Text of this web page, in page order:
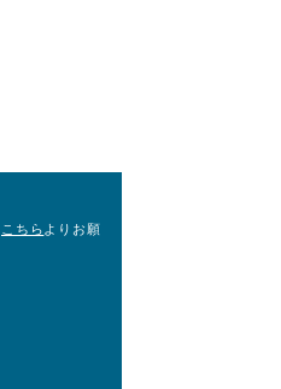
こちら よりお願